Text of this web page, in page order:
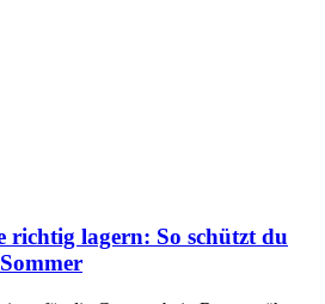
richtig lagern: So schützt du